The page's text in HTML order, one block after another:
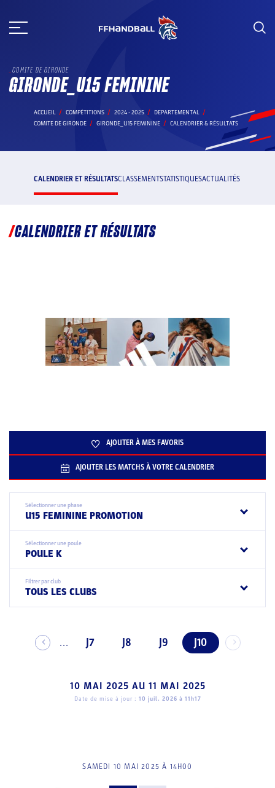
au
COMITE DE GIRONDE
GIRONDE_U15 FEMININE
ACCUEIL COMPÉTITIONS 2024 - 2025
DEPARTEMENTAL
COMITE DE GIRONDE
GIRONDE_U15 FEMININE CALENDRIER & RÉSULTATS
CALENDRIER ET RÉSULTATSCLASSEMENTSTATISTIQUESACTUALITÉS
CALENDRIER ET RÉSULTATS
AJOUTER À MES FAVORIS
AJOUTER LES MATCHS À VOTRE CALENDRIER
Sélectionner une phase
U15 FEMININE PROMOTION
Sélectionner une poule
POULE K
Filtrer par club
TOUS LES CLUBS
... J7 J8 J9 J10
10 MAI 2025 AU 11 MAI 2025
Date de mise à jour : 10 juil. 2026 à 11h17
SAMEDI 10 MAI 2025 À 14H00